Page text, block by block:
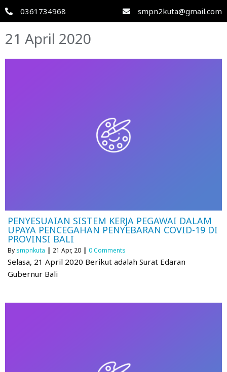
0361734968 smpn2kuta@gmail.com
21 April 2020
PENYESUAIAN SISTEM KERJA PEGAWAI DALAM
UPAYA PENCEGAHAN PENYEBARAN COVID-19 DI
PROVINSI BALI
By smpnkuta | 21 Apr, 20 | 0 Comments
Selasa, 21 April 2020 Berikut adalah Surat Edaran
Gubernur Bali